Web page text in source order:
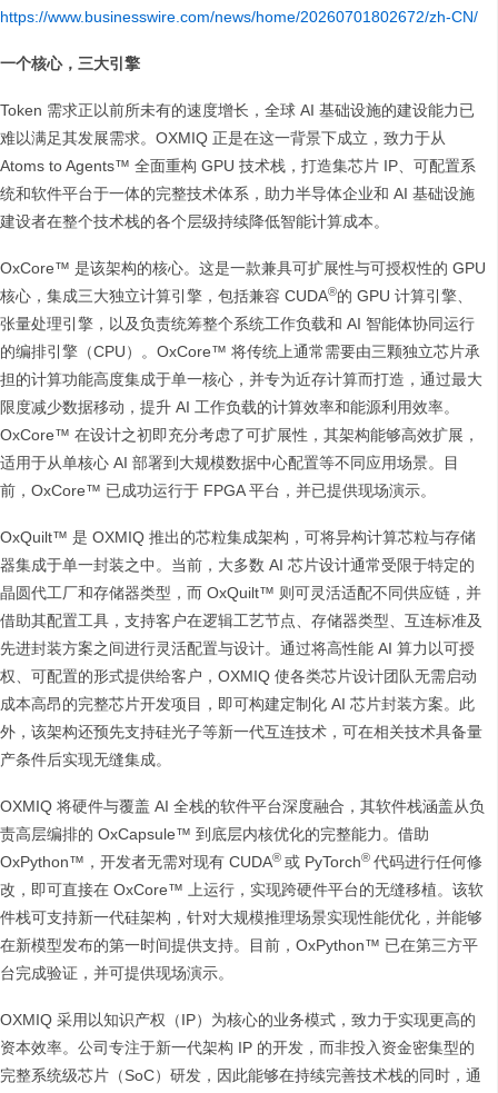
https://www.businesswire.com/news/home/20260701802672/zh-CN/
一个核心，三大引擎
Token 需求正以前所未有的速度增长，全球 AI 基础设施的建设能力已
难以满足其发展需求。OXMIQ 正是在这一背景下成立，致力于从
Atoms to Agents™ 全面重构 GPU 技术栈，打造集芯片 IP、可配置系
统和软件平台于一体的完整技术体系，助力半导体企业和 AI 基础设施
建设者在整个技术栈的各个层级持续降低智能计算成本。
OxCore™ 是该架构的核心。这是一款兼具可扩展性与可授权性的 GPU
核心，集成三大独立计算引擎，包括兼容 CUDA®的 GPU 计算引擎、
张量处理引擎，以及负责统筹整个系统工作负载和 AI 智能体协同运行
的编排引擎（CPU）。OxCore™ 将传统上通常需要由三颗独立芯片承
担的计算功能高度集成于单一核心，并专为近存计算而打造，通过最大
限度减少数据移动，提升 AI 工作负载的计算效率和能源利用效率。
OxCore™ 在设计之初即充分考虑了可扩展性，其架构能够高效扩展，
适用于从单核心 AI 部署到大规模数据中心配置等不同应用场景。目
前，OxCore™ 已成功运行于 FPGA 平台，并已提供现场演示。
OxQuilt™ 是 OXMIQ 推出的芯粒集成架构，可将异构计算芯粒与存储
器集成于单一封装之中。当前，大多数 AI 芯片设计通常受限于特定的
晶圆代工厂和存储器类型，而 OxQuilt™ 则可灵活适配不同供应链，并
借助其配置工具，支持客户在逻辑工艺节点、存储器类型、互连标准及
先进封装方案之间进行灵活配置与设计。通过将高性能 AI 算力以可授
权、可配置的形式提供给客户，OXMIQ 使各类芯片设计团队无需启动
成本高昂的完整芯片开发项目，即可构建定制化 AI 芯片封装方案。此
外，该架构还预先支持硅光子等新一代互连技术，可在相关技术具备量
产条件后实现无缝集成。
OXMIQ 将硬件与覆盖 AI 全栈的软件平台深度融合，其软件栈涵盖从负
责高层编排的 OxCapsule™ 到底层内核优化的完整能力。借助
OxPython™，开发者无需对现有 CUDA® 或 PyTorch® 代码进行任何修
改，即可直接在 OxCore™ 上运行，实现跨硬件平台的无缝移植。该软
件栈可支持新一代硅架构，针对大规模推理场景实现性能优化，并能够
在新模型发布的第一时间提供支持。目前，OxPython™ 已在第三方平
台完成验证，并可提供现场演示。
OXMIQ 采用以知识产权（IP）为核心的业务模式，致力于实现更高的
资本效率。公司专注于新一代架构 IP 的开发，而非投入资金密集型的
完整系统级芯片（SoC）研发，因此能够在持续完善技术栈的同时，通